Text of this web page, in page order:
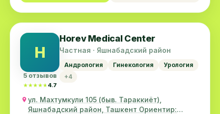
H
5 отзывов
★★★★★
★★★★★ 4.7
Horev Medical Center
Частная · Яшнабадский район
Андрология Гинекология
Урология
+4
ул. Махтумкули 105 (быв. Тараккиёт),
Яшнабадский район, Ташкент Ориентир: